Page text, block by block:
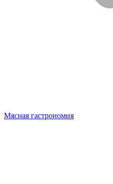
Мясная гастрономия